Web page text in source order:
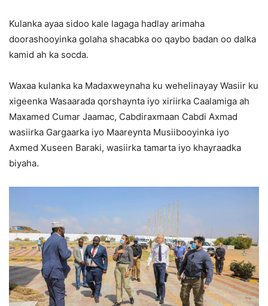
Kulanka ayaa sidoo kale lagaga hadlay arimaha
doorashooyinka golaha shacabka oo qaybo badan oo dalka
kamid ah ka socda.
Waxaa kulanka ka Madaxweynaha ku wehelinayay Wasiir ku
xigeenka Wasaarada qorshaynta iyo xiriirka Caalamiga ah
Maxamed Cumar Jaamac, Cabdiraxmaan Cabdi Axmad
wasiirka Gargaarka iyo Maareynta Musiibooyinka iyo
Axmed Xuseen Baraki, wasiirka tamarta iyo khayraadka
biyaha.